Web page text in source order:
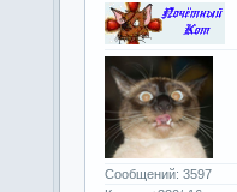
Сообщений: 3597